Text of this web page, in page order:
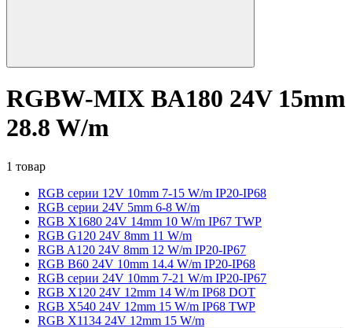
RGBW-MIX BA180 24V 15mm
28.8 W/m
1 товар
RGB серии 12V 10mm 7-15 W/m IP20-IP68
RGB серии 24V 5mm 6-8 W/m
RGB X1680 24V 14mm 10 W/m IP67 TWP
RGB G120 24V 8mm 11 W/m
RGB A120 24V 8mm 12 W/m IP20-IP67
RGB B60 24V 10mm 14.4 W/m IP20-IP68
RGB серии 24V 10mm 7-21 W/m IP20-IP67
RGB X120 24V 12mm 14 W/m IP68 DOT
RGB X540 24V 12mm 15 W/m IP68 TWP
RGB X1134 24V 12mm 15 W/m